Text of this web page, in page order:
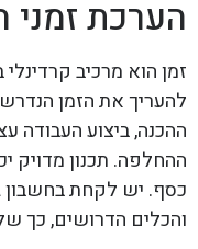
הערכת זמני
זמן הוא מרכיב
להעריך את הזמן
ההכנה, ביצוע העבודה
ההחלפה. תכנון מדויק
כסף. יש לקחת
והכלים הדרושים, כך